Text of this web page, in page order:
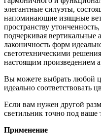
элегантные силуэты,
напоминающие изящные
пространству
подчеркивая
лаконичность форм
светотехническими
настоящим произведением
Вы можете выбрать любой
идеально соответствовать
Если вам нужен другой
светильник точно под ваше
Применение